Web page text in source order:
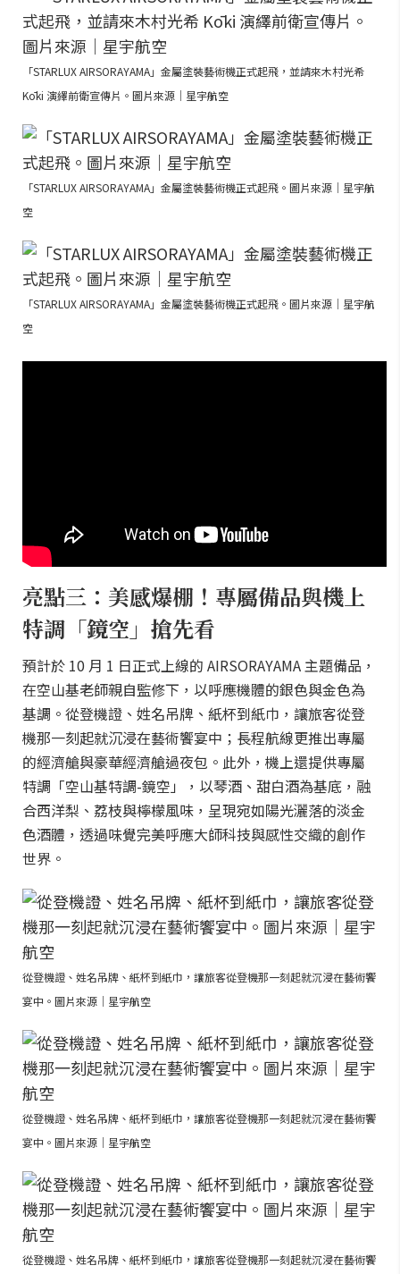
「STARLUX AIRSORAYAMA」金屬塗裝藝術機正式起飛，並請來木村光希
Kōki 演繹前衛宣傳片。圖片來源｜星宇航空
「STARLUX AIRSORAYAMA」金屬塗裝藝術機正式起飛。圖片來源｜星宇航
空
「STARLUX AIRSORAYAMA」金屬塗裝藝術機正式起飛。圖片來源｜星宇航
空
亮點三：美感爆棚！專屬備品與機上
特調「鏡空」搶先看
預計於 10 月 1 日正式上線的 AIRSORAYAMA 主題備品，
在空山基老師親自監修下，以呼應機體的銀色與金色為
基調。從登機證、姓名吊牌、紙杯到紙巾，讓旅客從登
機那一刻起就沉浸在藝術饗宴中；長程航線更推出專屬
的經濟艙與豪華經濟艙過夜包。此外，機上還提供專屬
特調「空山基特調-鏡空」，以琴酒、甜白酒為基底，融
合西洋梨、荔枝與檸檬風味，呈現宛如陽光灑落的淡金
色酒體，透過味覺完美呼應大師科技與感性交織的創作
世界。
從登機證、姓名吊牌、紙杯到紙巾，讓旅客從登機那一刻起就沉浸在藝術饗
宴中。圖片來源｜星宇航空
從登機證、姓名吊牌、紙杯到紙巾，讓旅客從登機那一刻起就沉浸在藝術饗
宴中。圖片來源｜星宇航空
從登機證、姓名吊牌、紙杯到紙巾，讓旅客從登機那一刻起就沉浸在藝術饗